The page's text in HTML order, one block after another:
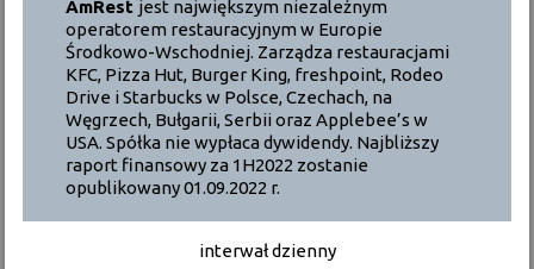
AmRest jest największym niezależnym
operatorem restauracyjnym w Europie
Środkowo-Wschodniej. Zarządza restauracjami
KFC, Pizza Hut, Burger King, freshpoint, Rodeo
Drive i Starbucks w Polsce, Czechach, na
Węgrzech, Bułgarii, Serbii oraz Applebee’s w
USA. Spółka nie wypłaca dywidendy. Najbliższy
raport finansowy za 1H2022 zostanie
opublikowany 01.09.2022 r.
interwał dzienny